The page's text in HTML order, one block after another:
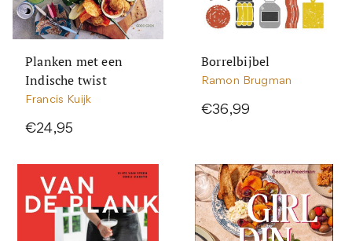
Planken met een
Indische twist
Francis Kuijk
€24,95
Borrelbijbel
Ramon Brugman
€36,99